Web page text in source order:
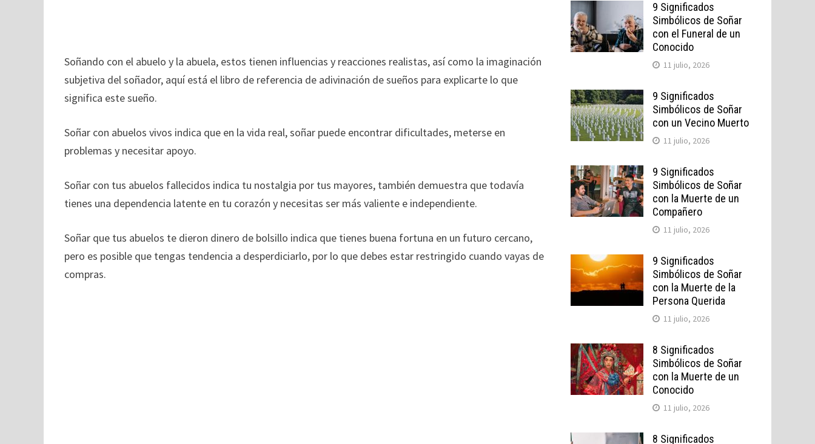
Soñando con el abuelo y la abuela, estos tienen influencias y reacciones realistas, así como la imaginación
subjetiva del soñador, aquí está el libro de referencia de adivinación de sueños para explicarte lo que
significa este sueño.
Soñar con abuelos vivos indica que en la vida real, soñar puede encontrar dificultades, meterse en
problemas y necesitar apoyo.
Soñar con tus abuelos fallecidos indica tu nostalgia por tus mayores, también demuestra que todavía
tienes una dependencia latente en tu corazón y necesitas ser más valiente e independiente.
Soñar que tus abuelos te dieron dinero de bolsillo indica que tienes buena fortuna en un futuro cercano,
pero es posible que tengas tendencia a desperdiciarlo, por lo que debes estar restringido cuando vayas de
compras.
9 Significados
Simbólicos de Soñar
con el Funeral de un
Conocido
11 julio, 2026
9 Significados
Simbólicos de Soñar
con un Vecino Muerto
11 julio, 2026
9 Significados
Simbólicos de Soñar
con la Muerte de un
Compañero
11 julio, 2026
9 Significados
Simbólicos de Soñar
con la Muerte de la
Persona Querida
11 julio, 2026
8 Significados
Simbólicos de Soñar
con la Muerte de un
Conocido
11 julio, 2026
8 Significados